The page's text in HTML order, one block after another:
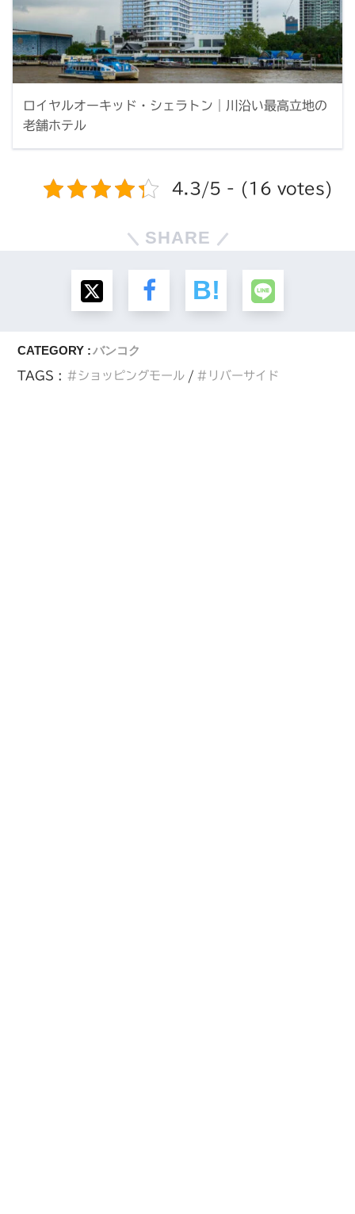
ロイヤルオーキッド・シェラトン｜川沿い最高立地の
老舗ホテル
4.3/5 - (16 votes)
SHARE
CATEGORY :バンコク
TAGS : ショッピングモール リバーサイド